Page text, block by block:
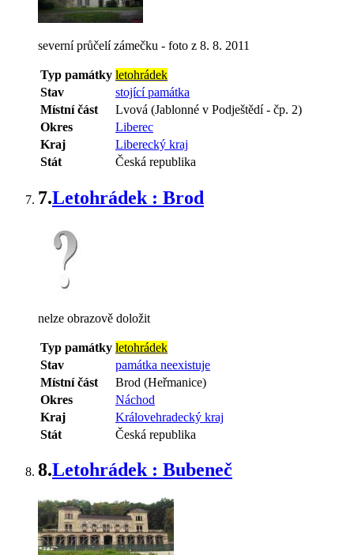
severní průčelí zámečku - foto z 8. 8. 2011
Typ památky letohrádek
Stav
stojící památka
Místní část
Lvová (Jablonné v Podještědí - čp. 2)
Okres
Liberec
Kraj
Liberecký kraj
Stát
Česká republika
7.Letohrádek : Brod
nelze obrazově doložit
Typ památky letohrádek
Stav
památka neexistuje
Místní část
Brod (Heřmanice)
Okres
Náchod
Kraj
Královehradecký kraj
Stát
Česká republika
8.Letohrádek : Bubeneč